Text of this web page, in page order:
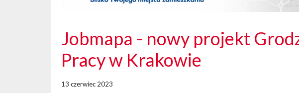
Jobmapa - nowy projekt
Pracy w Krakowie
13 czerwiec 2023